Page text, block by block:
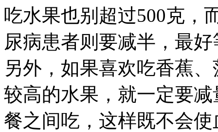
吃水果也别超过500克，
尿病患者则要减半，最
另外，如果喜欢吃香蕉
较高的水果，就一定要
餐之间吃，这样既不会